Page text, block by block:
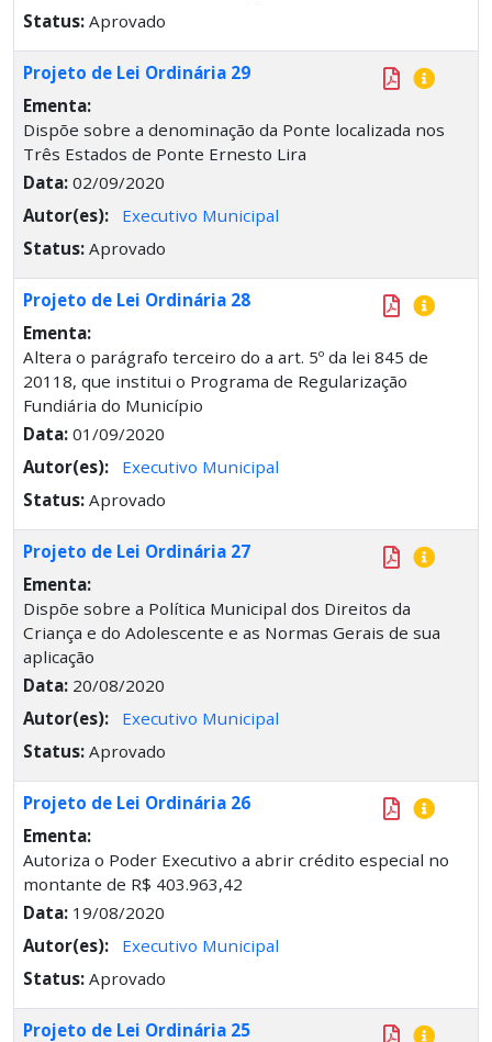
Status: Aprovado
Projeto de Lei Ordinária 29
Ementa:
Dispõe sobre a denominação da Ponte localizada nos
Três Estados de Ponte Ernesto Lira
Data: 02/09/2020
Autor(es):
Executivo Municipal
Status: Aprovado
Projeto de Lei Ordinária 28
Ementa:
Altera o parágrafo terceiro do a art. 5º da lei 845 de
20118, que institui o Programa de Regularização
Fundiária do Município
Data: 01/09/2020
Autor(es):
Executivo Municipal
Status: Aprovado
Projeto de Lei Ordinária 27
Ementa:
Dispõe sobre a Política Municipal dos Direitos da
Criança e do Adolescente e as Normas Gerais de sua
aplicação
Data: 20/08/2020
Autor(es):
Executivo Municipal
Status: Aprovado
Projeto de Lei Ordinária 26
Ementa:
Autoriza o Poder Executivo a abrir crédito especial no
montante de R$ 403.963,42
Data: 19/08/2020
Autor(es):
Executivo Municipal
Status: Aprovado
Projeto de Lei Ordinária 25